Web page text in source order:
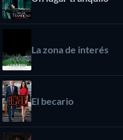
La zona de interés
El becario